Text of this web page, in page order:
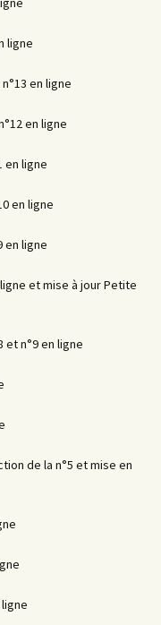
ligne
en ligne
en ligne
en ligne
en ligne
en ligne
et mise à jour Petite
et n°9 en ligne
de la n°5 et mise en